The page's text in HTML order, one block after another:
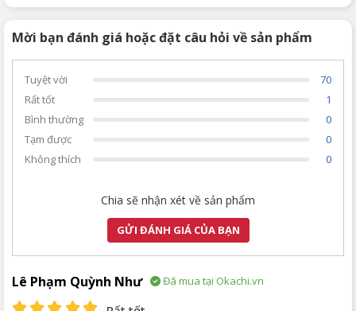
Mời bạn đánh giá hoặc đặt câu hỏi về sản phẩm
Tuyệt vời
70
Rất tốt
1
Bình thường
0
Tạm được
0
Không thích
0
Chia sẽ nhận xét về sản phẩm
GỬI ĐÁNH GIÁ CỦA BẠN
Lê Phạm Quỳnh Như Đã mua tại Okachi.vn